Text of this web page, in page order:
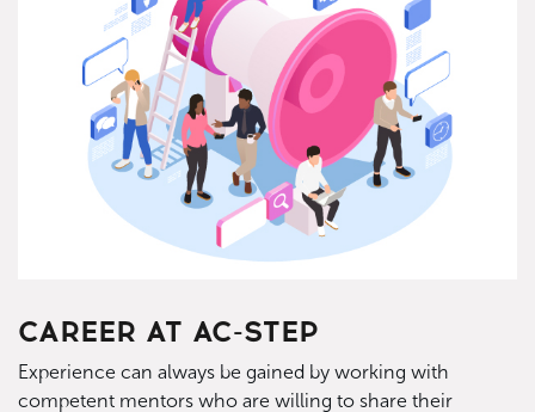
CAREER AT AC-STEP
Experience can always be gained by working with
competent mentors who are willing to share their